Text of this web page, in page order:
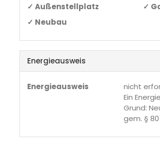
✓ Außenstellplatz
✓
✓ Neubau
Energieausweis
Energieausweis
nicht
Ein
Grund:
gem. § 80